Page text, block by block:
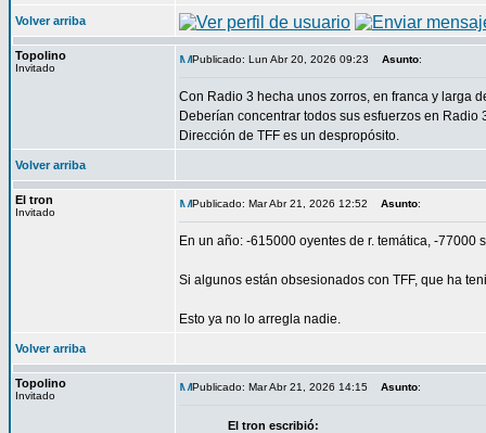
Volver arriba
Topolino
Invitado
Publicado: Lun Abr 20, 2026 09:23 Asunto:
Con Radio 3 hecha unos zorros, en franca y larga
Deberían concentrar todos sus esfuerzos en
Dirección de TFF es un despropósito.
Volver arriba
El tron
Invitado
Publicado: Mar Abr 21, 2026 12:52 Asunto:
En un año: -615000 oyentes de r. temática, -
Si algunos están obsesionados con TFF, que ha
Esto ya no lo arregla nadie.
Volver arriba
Topolino
Invitado
Publicado: Mar Abr 21, 2026 14:15 Asunto:
El tron escribió: